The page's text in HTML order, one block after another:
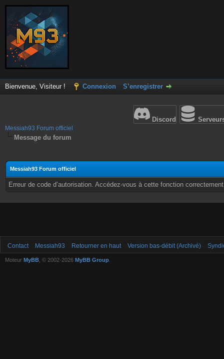
Bienvenue, Visiteur ! Connexion S’enregistrer
Discord
Messiah93 Forum officiel
Message du forum
Messiah93 Forum officiel
Erreur de code d’autorisation. Accédez-vous à cette fonction
Contact Messiah93 Retourner en haut Version bas-débit (Archivé)
Moteur MyBB , © 2002-2026 MyBB Group